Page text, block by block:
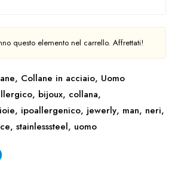
questo elemento nel carrello. Affrettati!
, Collane in acciaio, Uomo
, bijoux, collana,
, ipoallergenico, jewerly, man, neri,
, stainlesssteel, uomo